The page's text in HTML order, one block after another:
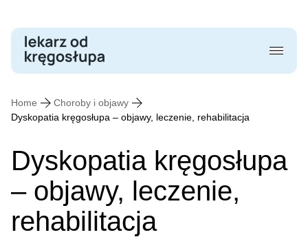
Skip
content
Home
Choroby i objawy
Dyskopatia kręgosłupa – objawy, leczenie, rehabilitacja
Dyskopatia kręgosłupa
– objawy, leczenie,
rehabilitacja